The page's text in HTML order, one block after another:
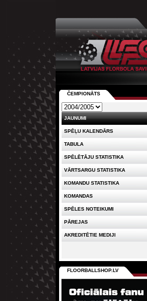
ČEMPIONĀTS
JAUNUMI
SPĒĻU KALENDĀRS
TABULA
SPĒLĒTĀJU STATISTIKA
VĀRTSARGU STATISTIKA
KOMANDU STATISTIKA
KOMANDAS
SPĒLES NOTEIKUMI
PĀREJAS
AKREDITĒTIE MEDIJI
FLOORBALLSHOP.LV